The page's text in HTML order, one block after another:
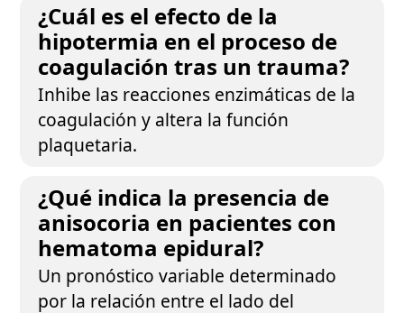
¿Cuál es el efecto de la
hipotermia en el proceso de
coagulación tras un trauma?
Inhibe las reacciones enzimáticas de la
coagulación y altera la función
plaquetaria.
¿Qué indica la presencia de
anisocoria en pacientes con
hematoma epidural?
Un pronóstico variable determinado
por la relación entre el lado del